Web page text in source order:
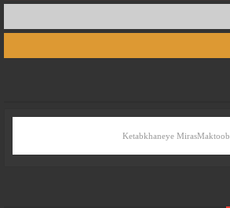
Ketabkhaneye MirasMaktoob